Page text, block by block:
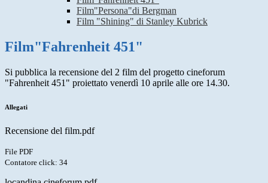
Film"Persona"di Bergman
Film "Shining" di Stanley Kubrick
Film"Fahrenheit 451"
Si pubblica la recensione del 2 film del progetto cineforum
"Fahrenheit 451" proiettato venerdì 10 aprile alle ore 14.30.
Allegati
Recensione del film.pdf
File PDF
Contatore click: 34